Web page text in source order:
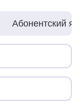
Абонентский